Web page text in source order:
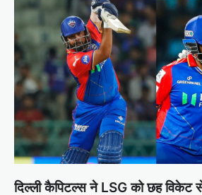
दिल्ली कैपिटल्स ने LSG को छह विकेट